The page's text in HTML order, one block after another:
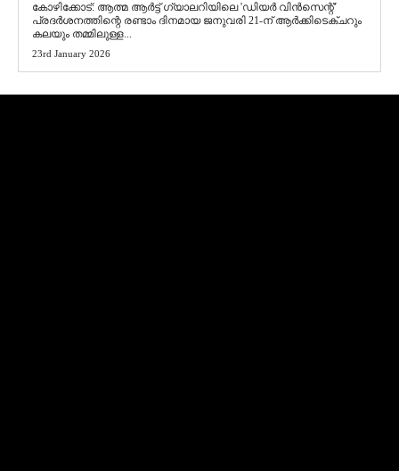
​കോഴിക്കോട്: ആത്മ ആർട്ട് ഗ്യാലറിയിലെ 'ഡിയർ വിൻസെന്റ്'
പ്രദർശനത്തിന്റെ രണ്ടാം ദിനമായ ജനുവരി 21-ന് ആർക്കിടെക്ചറും
കലയും തമ്മിലുള്ള...
23rd January 2026